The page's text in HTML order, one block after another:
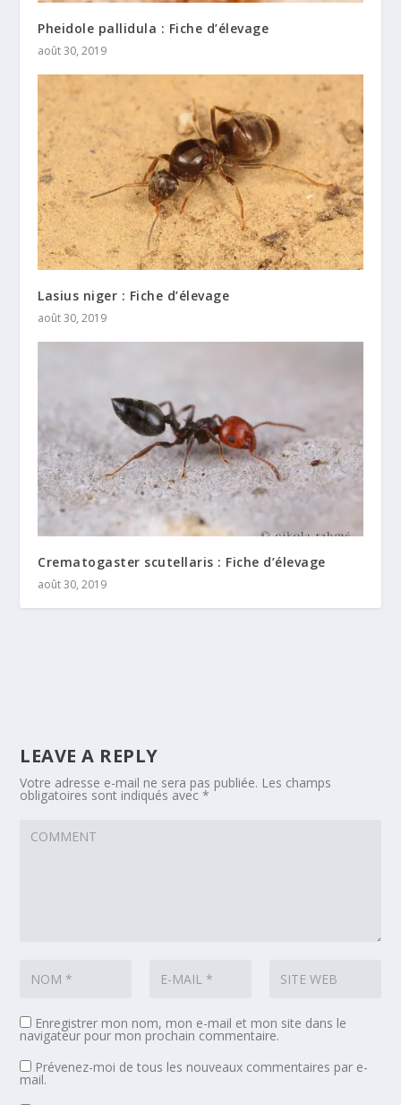
Pheidole pallidula : Fiche d’élevage
août 30, 2019
Lasius niger : Fiche d’élevage
août 30, 2019
Crematogaster scutellaris : Fiche d’élevage
août 30, 2019
LEAVE A REPLY
Votre adresse e-mail ne sera pas publiée. Les champs
obligatoires sont indiqués avec*
Enregistrer mon nom, mon e-mail et mon site dans le
navigateur pour mon prochain commentaire.
Prévenez-moi de tous les nouveaux commentaires par e-
mail.